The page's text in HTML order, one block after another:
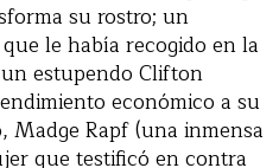
su rostro; un
le había recogido en la
estupendo Clifton
económico a su
Rapf (una inmensa
que testificó en contra